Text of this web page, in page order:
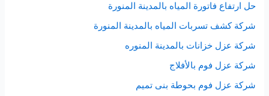
حل ارتفاع فاتورة المياه بالمدينة المنورة
شركة كشف تسربات المياه بالمدينة المنورة
شركة عزل خزانات بالمدينة المنوره
شركة عزل فوم بالأفلاج
شركة عزل فوم بحوطة بنى تميم